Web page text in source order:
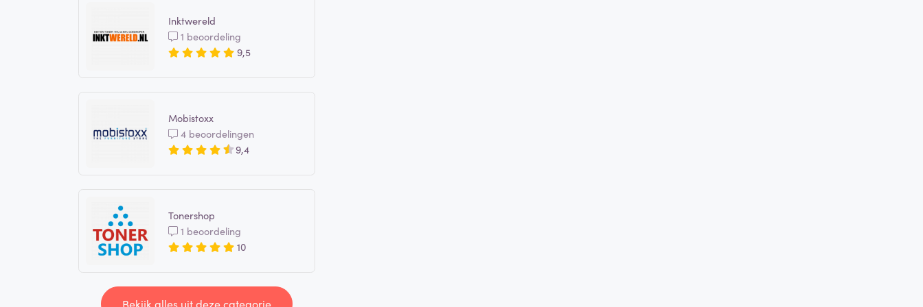
Inktwereld
1 beoordeling
9,5
Mobistoxx
4 beoordelingen
9,4
Tonershop
1 beoordeling
10
Bekijk alles uit deze categorie